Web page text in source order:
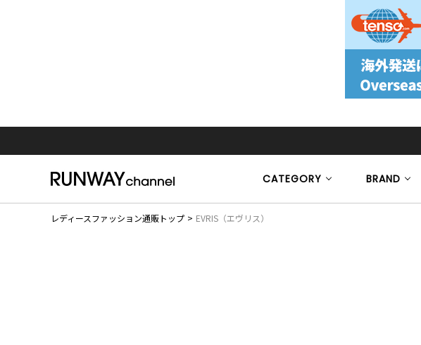
CATEGORY BRAND
レディースファッション通販トップ EVRIS（エヴリス）